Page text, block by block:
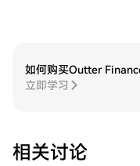
如何购买Outter
立即学习
相关讨论